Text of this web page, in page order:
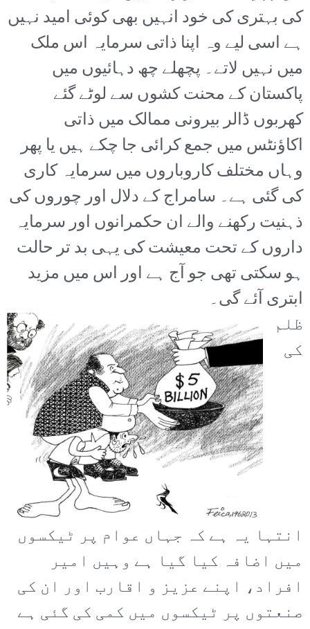
کی بہتری کی خود انہیں بھی کوئی امید نہیں
ہے اسی لیے وہ اپنا ذاتی سرمایہ اس ملک
میں نہیں لاتے۔ پچھلے چھ دہائیوں میں
پاکستان کے محنت کشوں سے لوٹے گئے
کھربوں ڈالر بیرونی ممالک میں ذاتی
اکاؤنٹس میں جمع کرائی جا چکے ہیں یا پھر
وہاں مختلف کاروباروں میں سرمایہ کاری
کی گئی ہے۔ سامراج کے دلال اور چوروں کی
ذہنیت رکھنے والے ان حکمرانوں اور سرمایہ
داروں کے تحت معیشت کی یہی بد تر حالت
ہو سکتی تھی جو آج ہے اور اس میں مزید
ابتری آئے گی۔
ظلم
کی
انتہا یہ ہے کہ جہاں عوام پر ٹیکسوں
میں اضافہ کیا گیا ہے وہیں امیر
افراد، اپنے عزیز و اقارب اور ان کی
صنعتوں پر ٹیکسوں میں کمی کی گئی ہے